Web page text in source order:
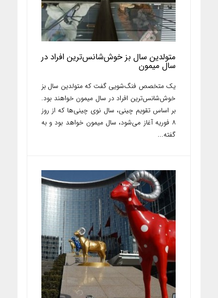
متولدین سال بز خوش‌شانس‌ترین افراد در
سال میمون
یک متخصص فنگ‌شویی گفت که متولدین سال بز
خوش‌شانس‌ترین افراد در سال میمون خواهند بود.
بر اساس تقویم چینی، سال نوی چینی‌ها که از روز
۸ فوریه آغاز می‌شود، سال میمون خواهد بود و به
گفته...